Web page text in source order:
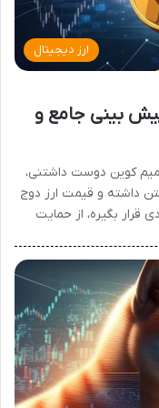
ارز دیجیتال
بینی جامع و
میم کوین دوست داشتنی،
داشته و قیمت ارز دوج
قرار بگیره، از حمایت